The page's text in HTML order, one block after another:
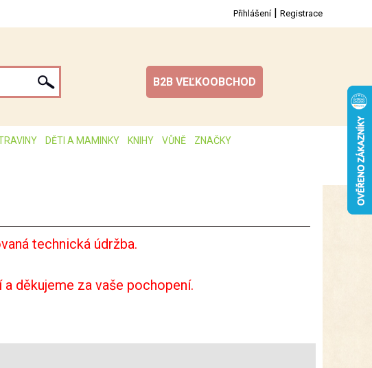
Přihlášení| Registrace
B2B VEĽKOOBCHOD
DĚTI A MAMINKY KNIHY VŮNĚ ZNAČKY
technická údržba.
děkujeme za vaše pochopení.